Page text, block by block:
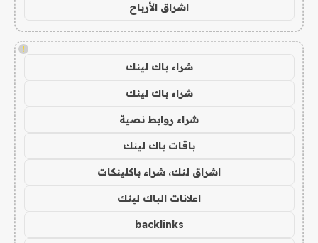
اشراق الأرباح
!
شراء باك لينك
شراء باك لينك
شراء روابط نصية
باقات باك لينك
اشراق لنك، شراء باكلينكات
اعلانات الباك لينك
backlinks